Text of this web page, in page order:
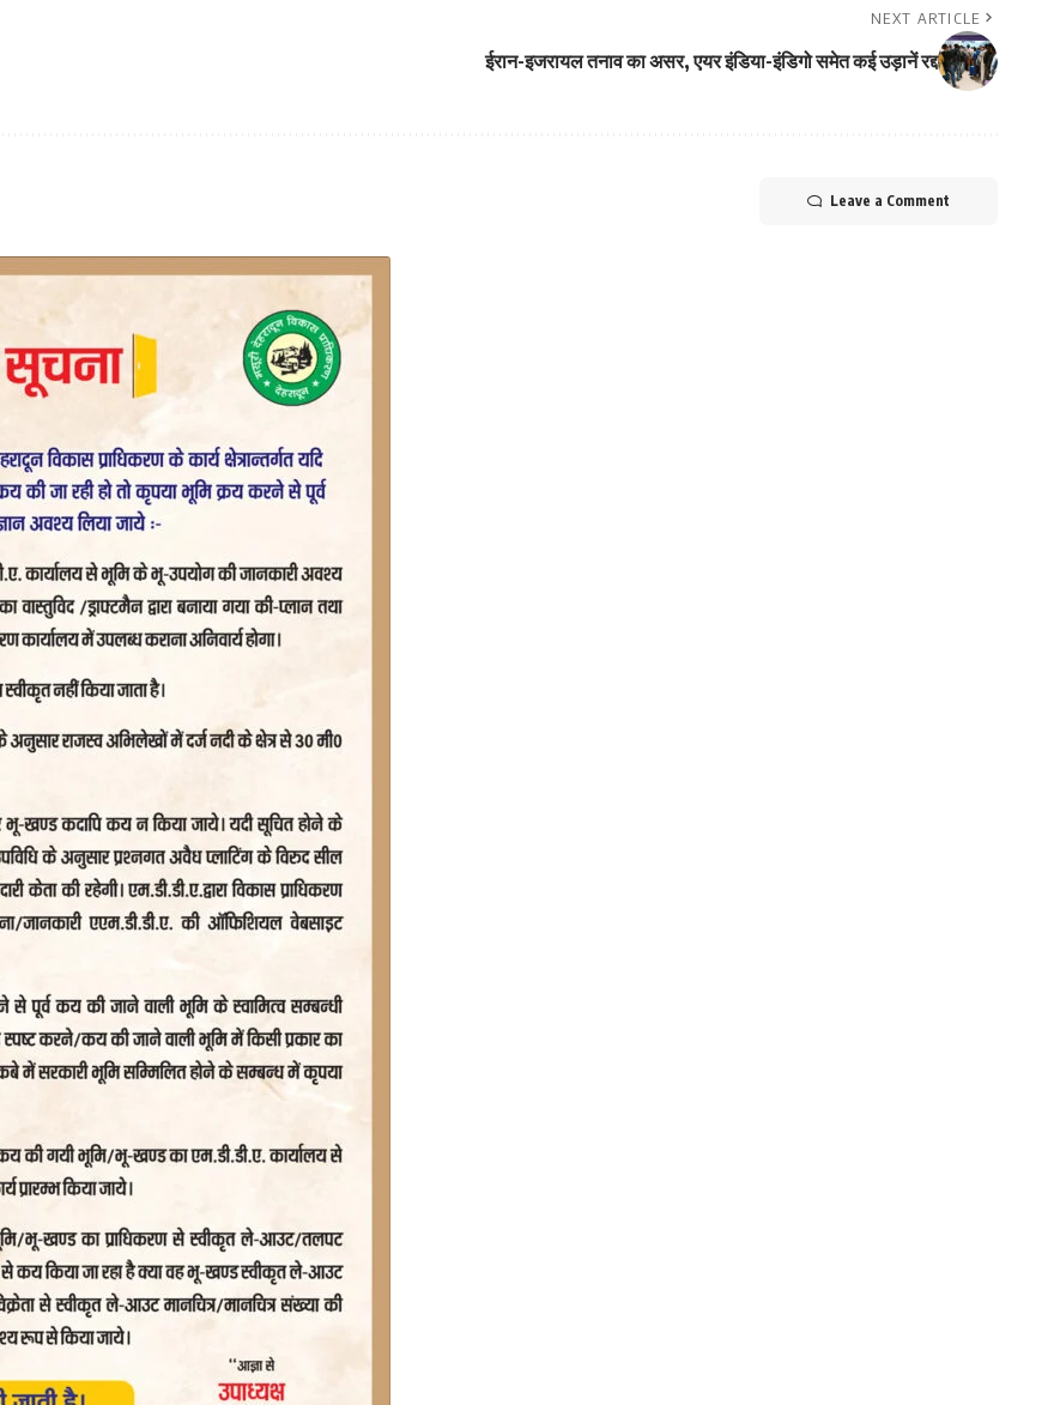
NEXT ARTICLE
ईरान-इजरायल तनाव का असर, एयर इंडिया-इंडिगो समेत कई उड़ानें रद्द
Leave a Comment